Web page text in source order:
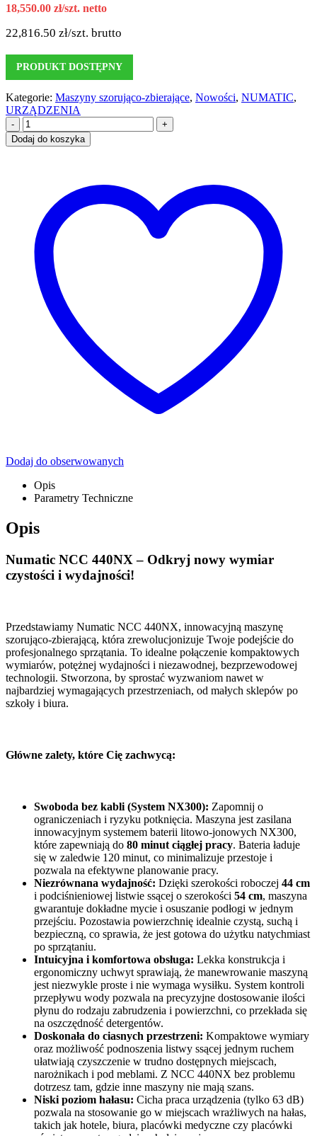
18,550.00 zł/szt. netto
22,816.50 zł/szt. brutto
PRODUKT DOSTĘPNY
Kategorie: Maszyny szorująco-zbierające, Nowości, NUMATIC,
URZĄDZENIA
-
+
Dodaj do koszyka
Dodaj do obserwowanych
Opis
Parametry Techniczne
Opis
Numatic NCC 440NX – Odkryj nowy wymiar
czystości i wydajności!
Przedstawiamy Numatic NCC 440NX, innowacyjną maszynę
szorująco-zbierającą, która zrewolucjonizuje Twoje podejście do
profesjonalnego sprzątania. To idealne połączenie kompaktowych
wymiarów, potężnej wydajności i niezawodnej, bezprzewodowej
technologii. Stworzona, by sprostać wyzwaniom nawet w
najbardziej wymagających przestrzeniach, od małych sklepów po
szkoły i biura.
Główne zalety, które Cię zachwycą:
Swoboda bez kabli (System NX300): Zapomnij o
ograniczeniach i ryzyku potknięcia. Maszyna jest zasilana
innowacyjnym systemem baterii litowo-jonowych NX300,
które zapewniają do 80 minut ciągłej pracy. Bateria ładuje
się w zaledwie 120 minut, co minimalizuje przestoje i
pozwala na efektywne planowanie pracy.
Niezrównana wydajność: Dzięki szerokości roboczej 44 cm
i podciśnieniowej listwie ssącej o szerokości 54 cm, maszyna
gwarantuje dokładne mycie i osuszanie podłogi w jednym
przejściu. Pozostawia powierzchnię idealnie czystą, suchą i
bezpieczną, co sprawia, że jest gotowa do użytku natychmiast
po sprzątaniu.
Intuicyjna i komfortowa obsługa: Lekka konstrukcja i
ergonomiczny uchwyt sprawiają, że manewrowanie maszyną
jest niezwykle proste i nie wymaga wysiłku. System kontroli
przepływu wody pozwala na precyzyjne dostosowanie ilości
płynu do rodzaju zabrudzenia i powierzchni, co przekłada się
na oszczędność detergentów.
Doskonała do ciasnych przestrzeni: Kompaktowe wymiary
oraz możliwość podnoszenia listwy ssącej jednym ruchem
ułatwiają czyszczenie w trudno dostępnych miejscach,
narożnikach i pod meblami. Z NCC 440NX bez problemu
dotrzesz tam, gdzie inne maszyny nie mają szans.
Niski poziom hałasu: Cicha praca urządzenia (tylko 63 dB)
pozwala na stosowanie go w miejscach wrażliwych na hałas,
takich jak hotele, biura, placówki medyczne czy placówki